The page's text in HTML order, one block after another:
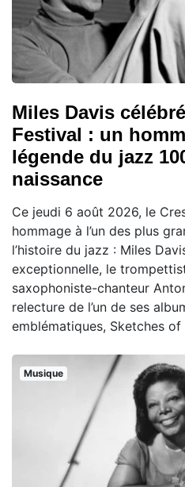
Miles Davis
Festival : un
légende du jazz
naissance
Ce jeudi 6 août 2026, le
hommage à l’un des plus
l’histoire du jazz : Miles
exceptionnelle, le
saxophoniste-chanteur
relecture de l’un de ses
emblématiques, Sketches of
Musique